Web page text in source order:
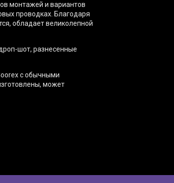
монтажей и вариантов
проводках. Благодаря
обладает великолепной
шот, разнесенные
с обычными
может